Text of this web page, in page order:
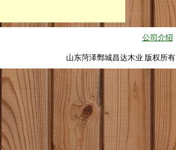
公司介绍
山东菏泽鄄城昌达木业 版权所有